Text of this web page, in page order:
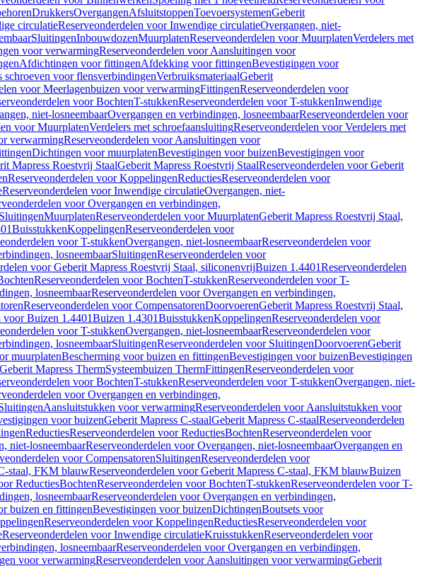
DrukkersOvergangenAfsluitstoppenToevoersystemenGeberit
circulatieReserveonderdelen voor Inwendige circulatieOvergangen, niet-
SluitingenInbouwdozenMuurplatenReserveonderdelen voor MuurplatenVerdelers met
voor verwarmingReserveonderdelen voor Aansluitingen voor
Afdichtingen voor fittingenAfdekking voor fittingenBevestigingen voor
schroeven voor flensverbindingenVerbruiksmateriaalGeberit
voor Meerlagenbuizen voor verwarmingFittingenReserveonderdelen voor
voor BochtenT-stukkenReserveonderdelen voor T-stukkenInwendige
niet-losneembaarOvergangen en verbindingen, losneembaarReserveonderdelen voor
voor MuurplatenVerdelers met schroefaansluitingReserveonderdelen voor Verdelers met
verwarmingReserveonderdelen voor Aansluitingen voor
Dichtingen voor muurplatenBevestigingen voor buizenBevestigingen voor
Mapress Roestvrij StaalGeberit Mapress Roestvrij StaalReserveonderdelen voor Geberit
Reserveonderdelen voor KoppelingenReductiesReserveonderdelen voor
Reserveonderdelen voor Inwendige circulatieOvergangen, niet-
voor Overgangen en verbindingen,
MuurplatenReserveonderdelen voor MuurplatenGeberit Mapress Roestvrij Staal,
BuisstukkenKoppelingenReserveonderdelen voor
voor T-stukkenOvergangen, niet-losneembaarReserveonderdelen voor
losneembaarSluitingenReserveonderdelen voor
voor Geberit Mapress Roestvrij Staal, siliconenvrijBuizen 1.4401Reserveonderdelen
Reserveonderdelen voor BochtenT-stukkenReserveonderdelen voor T-
losneembaarReserveonderdelen voor Overgangen en verbindingen,
Reserveonderdelen voor CompensatorenDoorvoerenGeberit Mapress Roestvrij Staal,
voor Buizen 1.4401Buizen 1.4301BuisstukkenKoppelingenReserveonderdelen voor
voor T-stukkenOvergangen, niet-losneembaarReserveonderdelen voor
losneembaarSluitingenReserveonderdelen voor SluitingenDoorvoerenGeberit
muurplatenBescherming voor buizen en fittingenBevestigingen voor buizenBevestigingen
Geberit Mapress ThermSysteembuizen ThermFittingenReserveonderdelen voor
voor BochtenT-stukkenReserveonderdelen voor T-stukkenOvergangen, niet-
voor Overgangen en verbindingen,
Aansluitstukken voor verwarmingReserveonderdelen voor Aansluitstukken voor
voor buizenGeberit Mapress C-staalGeberit Mapress C-staalReserveonderdelen
ReductiesReserveonderdelen voor ReductiesBochtenReserveonderdelen voor
niet-losneembaarReserveonderdelen voor Overgangen, niet-losneembaarOvergangen en
voor CompensatorenSluitingenReserveonderdelen voor
staal, FKM blauwReserveonderdelen voor Geberit Mapress C-staal, FKM blauwBuizen
ReductiesBochtenReserveonderdelen voor BochtenT-stukkenReserveonderdelen voor T-
losneembaarReserveonderdelen voor Overgangen en verbindingen,
buizen en fittingenBevestigingen voor buizenDichtingenBoutsets voor
Reserveonderdelen voor KoppelingenReductiesReserveonderdelen voor
Reserveonderdelen voor Inwendige circulatieKruisstukkenReserveonderdelen voor
losneembaarReserveonderdelen voor Overgangen en verbindingen,
voor verwarmingReserveonderdelen voor Aansluitingen voor verwarmingGeberit